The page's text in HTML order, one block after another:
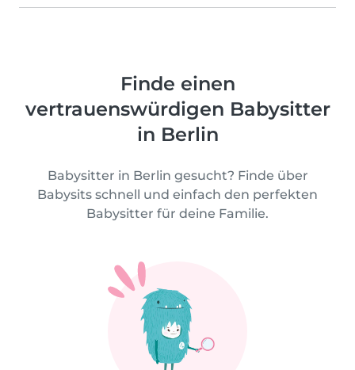
Finde einen
vertrauenswürdigen Babysitter
in Berlin
Babysitter in Berlin gesucht? Finde über
Babysits schnell und einfach den perfekten
Babysitter für deine Familie.